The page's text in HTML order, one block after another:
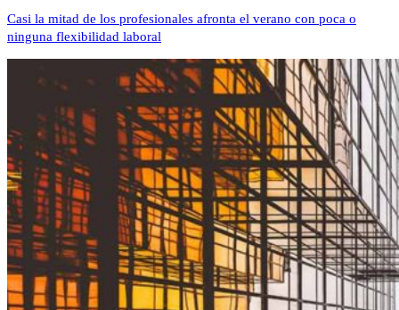
Casi la mitad de los profesionales afronta el verano con poca o
ninguna flexibilidad laboral